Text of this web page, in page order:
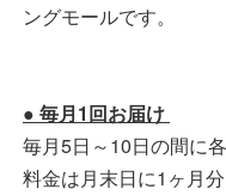
ングモールです。
● 毎月1回お届け
毎月5日～10日の間に
料金は月末日に1ヶ月